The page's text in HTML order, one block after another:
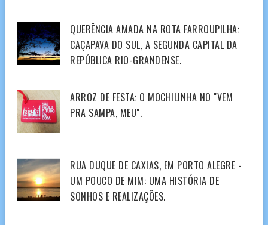
QUERÊNCIA AMADA NA ROTA FARROUPILHA:
CAÇAPAVA DO SUL, A SEGUNDA CAPITAL DA
REPÚBLICA RIO-GRANDENSE.
ARROZ DE FESTA: O MOCHILINHA NO "VEM
PRA SAMPA, MEU".
RUA DUQUE DE CAXIAS, EM PORTO ALEGRE -
UM POUCO DE MIM: UMA HISTÓRIA DE
SONHOS E REALIZAÇÕES.